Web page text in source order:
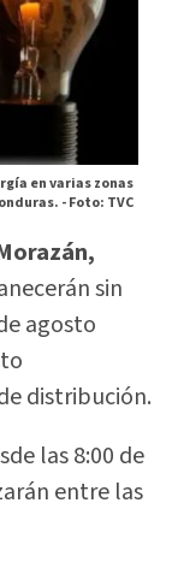
en varias zonas
-Foto: TVC
sin
agosto
distribución.
las 8:00 de
entre las